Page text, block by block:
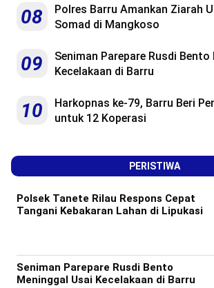
08
Polres Barru Amankan Ziarah
Somad di Mangkoso
09
Seniman Parepare Rusdi
Kecelakaan di Barru
10
Harkopnas ke-79, Barru Beri
untuk 12 Koperasi
PERISTIWA
Polsek Tanete Rilau Respons Cepat
Tangani Kebakaran Lahan di Lipukasi
Seniman Parepare Rusdi Bento
Meninggal Usai Kecelakaan di Barru